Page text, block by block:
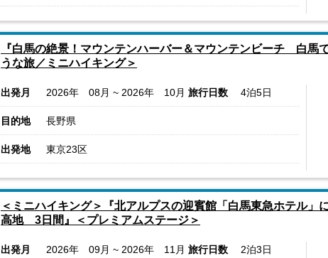
『白馬の絶景！マウンテンハーバー＆マウンテンビーチ 白馬
うな旅／ミニハイキング＞
出発月 2026年 08月 ~ 2026年 10月 旅行日数 4泊5日
目的地 長野県
出発地 東京23区
＜ミニハイキング＞『北アルプスの迎賓館「白馬東急ホテル
高地 3日間』＜プレミアムステージ＞
出発月 2026年 09月 ~ 2026年 11月 旅行日数 2泊3日